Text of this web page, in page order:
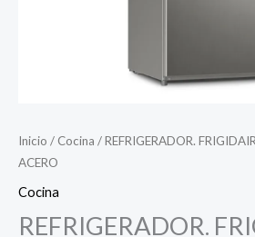
Inicio / Cocina / REFRIGERADOR.
ACERO
Cocina
REFRIGERADOR.